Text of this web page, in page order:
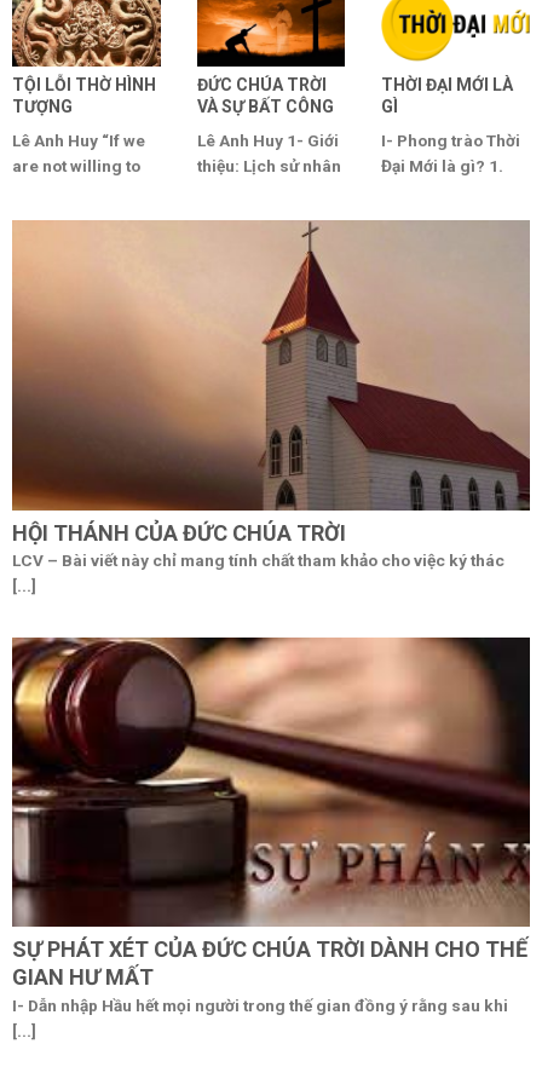
TỘI LỖI THỜ HÌNH
TƯỢNG
Lê Anh Huy “If we
are not willing to
God, we shall [...]
ĐỨC CHÚA TRỜI
VÀ SỰ BẤT CÔNG
Lê Anh Huy 1- Giới
thiệu: Lịch sử nhân
sự [...]
THỜI ĐẠI MỚI LÀ
GÌ
I- Phong trào Thời
Đại Mới là gì? 1.
Đại Mới (TĐM) [...]
HỘI THÁNH CỦA ĐỨC CHÚA TRỜI
LCV – Bài viết này chỉ mang tính chất tham khảo cho việc ký thác
[...]
SỰ PHÁT XÉT CỦA ĐỨC CHÚA TRỜI DÀNH CHO THẾ
GIAN HƯ MẤT
I- Dẫn nhập Hầu hết mọi người trong thế gian đồng ý rằng sau khi
[...]